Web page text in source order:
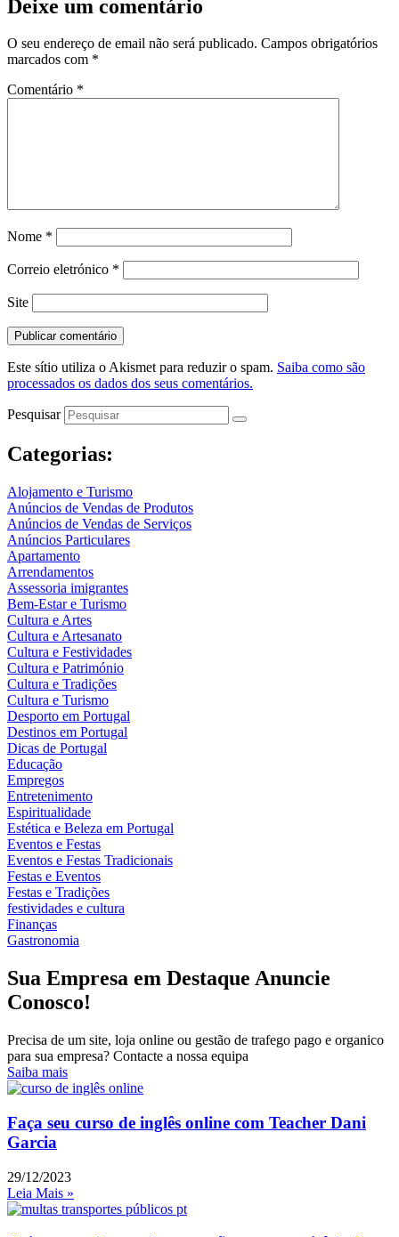
Deixe um comentário
O seu endereço de email não será publicado. Campos obrigatórios
marcados com *
Comentário *
Nome *
Correio eletrónico *
Site
Este sítio utiliza o Akismet para reduzir o spam. Saiba como são
processados os dados dos seus comentários.
Pesquisar
Categorias:
Alojamento e Turismo
Anúncios de Vendas de Produtos
Anúncios de Vendas de Serviços
Anúncios Particulares
Apartamento
Arrendamentos
Assessoria imigrantes
Bem-Estar e Turismo
Cultura e Artes
Cultura e Artesanato
Cultura e Festividades
Cultura e Património
Cultura e Tradições
Cultura e Turismo
Desporto em Portugal
Destinos em Portugal
Dicas de Portugal
Educação
Empregos
Entretenimento
Espiritualidade
Estética e Beleza em Portugal
Eventos e Festas
Eventos e Festas Tradicionais
Festas e Eventos
Festas e Tradições
festividades e cultura
Finanças
Gastronomia
Sua Empresa em Destaque Anuncie
Conosco!
Precisa de um site, loja online ou gestão de trafego pago e organico
para sua empresa? Contacte a nossa equipa
Saiba mais
Faça seu curso de inglês online com Teacher Dani
Garcia
29/12/2023
Leia Mais »